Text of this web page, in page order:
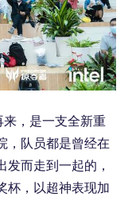
，是一支全新重
，队员都是曾经在
而走到一起的，
杯，以超神表现加